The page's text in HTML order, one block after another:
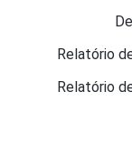
Relatório
Relatório